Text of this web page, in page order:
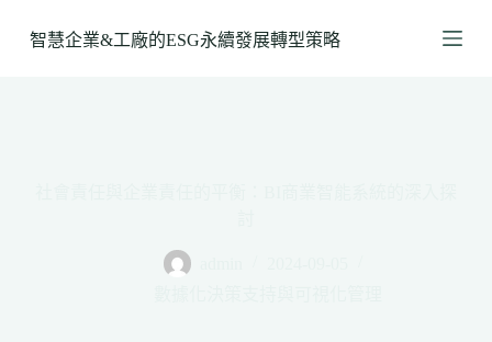
至
智慧企業&工廠的ESG永續發展轉型策略